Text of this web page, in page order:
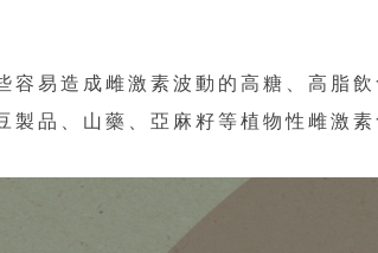
容易造成雌激素波動的高糖、高脂
製品、山藥、亞麻籽等植物性雌激